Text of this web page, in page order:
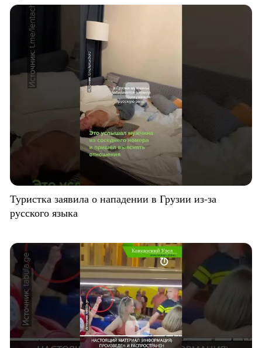
Туристка заявила о нападении в Грузии из-за
русского языка